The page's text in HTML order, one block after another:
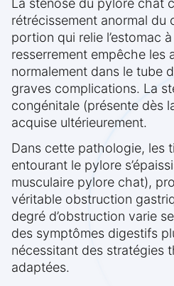
La sténose du pylore chat
rétrécissement anormal du
portion qui relie l’estomac
resserrement empêche les
normalement dans le tube
graves complications. La
congénitale (présente dès
acquise ultérieurement.
Dans cette pathologie, les
entourant le pylore
musculaire pylore chat),
véritable obstruction
degré d’obstruction varie
des symptômes digestifs
nécessitant des stratégies
adaptées.